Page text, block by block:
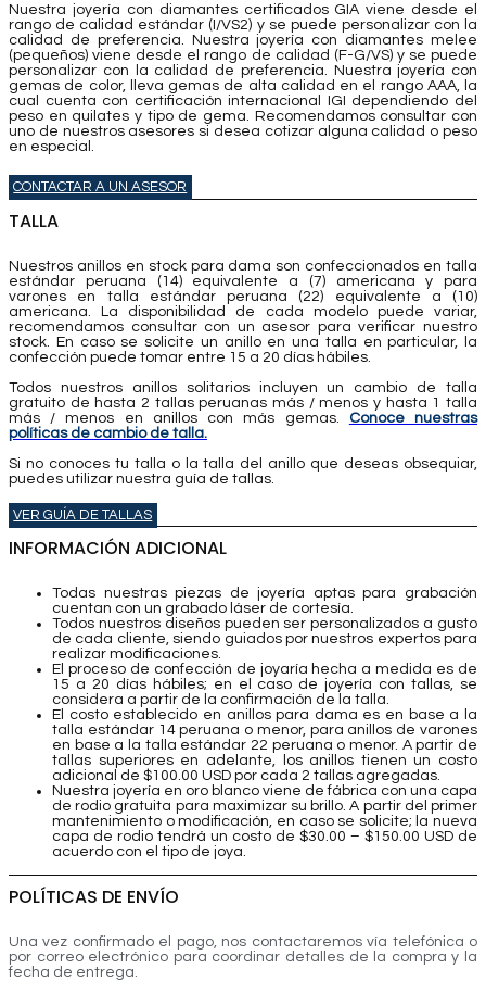
Nuestra joyería con diamantes certificados GIA viene desde el
rango de calidad estándar (I/VS2) y se puede personalizar con la
calidad de preferencia. Nuestra joyería con diamantes melee
(pequeños) viene desde el rango de calidad (F-G/VS) y se puede
personalizar con la calidad de preferencia. Nuestra joyería con
gemas de color, lleva gemas de alta calidad en el rango AAA, la
cual cuenta con certificación internacional IGI dependiendo del
peso en quilates y tipo de gema. Recomendamos consultar con
uno de nuestros asesores si desea cotizar alguna calidad o peso
en especial.
CONTACTAR A UN ASESOR
TALLA
Nuestros anillos en stock para dama son confeccionados en talla
estándar peruana (14) equivalente a (7) americana y para
varones en talla estándar peruana (22) equivalente a (10)
americana. La disponibilidad de cada modelo puede variar,
recomendamos consultar con un asesor para verificar nuestro
stock. En caso se solicite un anillo en una talla en particular, la
confección puede tomar entre 15 a 20 días hábiles.
Todos nuestros anillos solitarios incluyen un cambio de talla
gratuito de hasta 2 tallas peruanas más / menos y hasta 1 talla
más / menos en anillos con más gemas. Conoce nuestras
políticas de cambio de talla.
Si no conoces tu talla o la talla del anillo que deseas obsequiar,
puedes utilizar nuestra guía de tallas.
VER GUÍA DE TALLAS
INFORMACIÓN ADICIONAL
Todas nuestras piezas de joyería aptas para grabación
cuentan con un grabado láser de cortesía.
Todos nuestros diseños pueden ser personalizados a gusto
de cada cliente, siendo guiados por nuestros expertos para
realizar modificaciones.
El proceso de confección de joyaría hecha a medida es de
15 a 20 días hábiles; en el caso de joyería con tallas, se
considera a partir de la confirmación de la talla.
⁠El costo establecido en anillos para dama es en base a la
talla estándar 14 peruana o menor, para anillos de varones
en base a la talla estándar 22 peruana o menor. A partir de
tallas superiores en adelante, los anillos tienen un costo
adicional de $100.00 USD por cada 2 tallas agregadas.
Nuestra joyería en oro blanco viene de fábrica con una capa
de rodio gratuita para maximizar su brillo. A partir del primer
mantenimiento o modificación, en caso se solicite; la nueva
capa de rodio tendrá un costo de $30.00 – $150.00 USD de
acuerdo con el tipo de joya.
POLÍTICAS DE ENVÍO
Una vez confirmado el pago, nos contactaremos vía telefónica o
por correo electrónico para coordinar detalles de la compra y la
fecha de entrega.